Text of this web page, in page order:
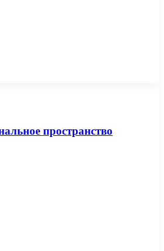
пространство